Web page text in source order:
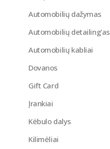
Automobilių dažymas
Automobilių detailing'as
Automobilių kabliai
Dovanos
Gift Card
Įrankiai
Kėbulo dalys
Kilimėliai